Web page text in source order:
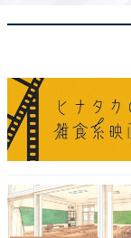
の清涼感と唯一
「氷見市の『
かっこよさを
「地名に『